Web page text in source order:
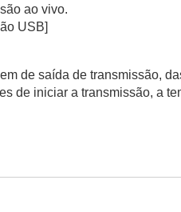
ao vivo.
USB]
de saída de transmissão,
de iniciar a transmissão, a